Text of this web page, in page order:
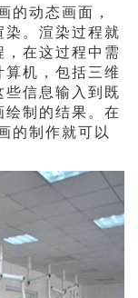
的动态画面，
。渲染过程就
在这过程中需
机，包括三维
信息输入到既
制的结果。在
的制作就可以